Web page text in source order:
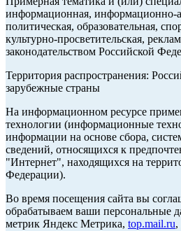
информационная, информационно-
политическая, образовательная,
культурно-просветительская,
законодательством Российской
Территория распространения:
зарубежные страны
На информационном ресурсе
технологии (информационные
информации на основе сбора,
сведений, относящихся к
"Интернет", находящихся на
Федерации).
Во время посещения сайта вы
обрабатываем ваши персональные
метрик Яндекс Метрика, top.mail.ru,